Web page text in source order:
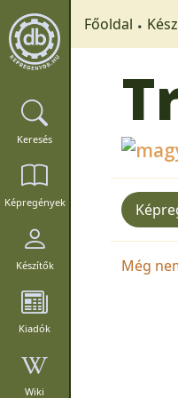
Keresés
Képregények
Készítők
Kiadók
Wiki
Főoldal
Még